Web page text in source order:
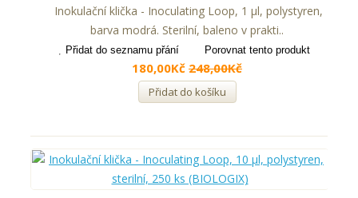
Inokulační klička - Inoculating Loop, 1 µl, polystyren,
barva modrá. Sterilní, baleno v prakti..
Přidat do seznamu přání Porovnat tento produkt
180,00Kč 248,00Kč
Přidat do košíku